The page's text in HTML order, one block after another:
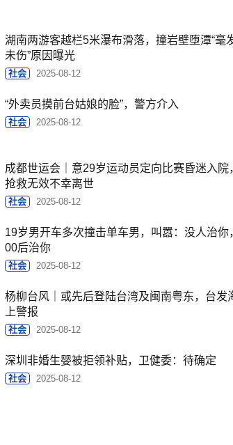
湖南两游客越栏5米瀑布滑落，撞岩壁堕潭“毫
未伤”原因曝光
社会 2025-08-12
“外卖员摸前台姑娘的脸”，警方介入
社会 2025-08-12
成都世运会｜意29岁运动员定向比赛昏迷入院
抢救无效不幸离世
社会 2025-08-12
19岁男开车多次撞击单车男，叫嚣：没人治你
00后治你
社会 2025-08-12
杨柳台风｜或先后登陆台湾及闽南粤东，台发
上警报
社会 2025-08-12
深圳非婚生婴被拒领补贴，卫健委：待确定
社会 2025-08-12